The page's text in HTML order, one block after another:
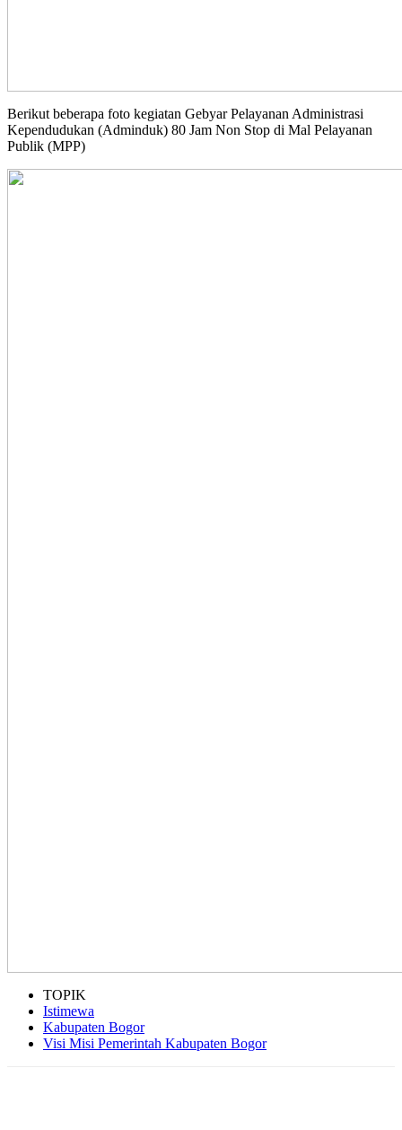
Berikut beberapa foto kegiatan Gebyar Pelayanan Administrasi
Kependudukan (Adminduk) 80 Jam Non Stop di Mal Pelayanan
Publik (MPP)
TOPIK
Istimewa
Kabupaten Bogor
Visi Misi Pemerintah Kabupaten Bogor